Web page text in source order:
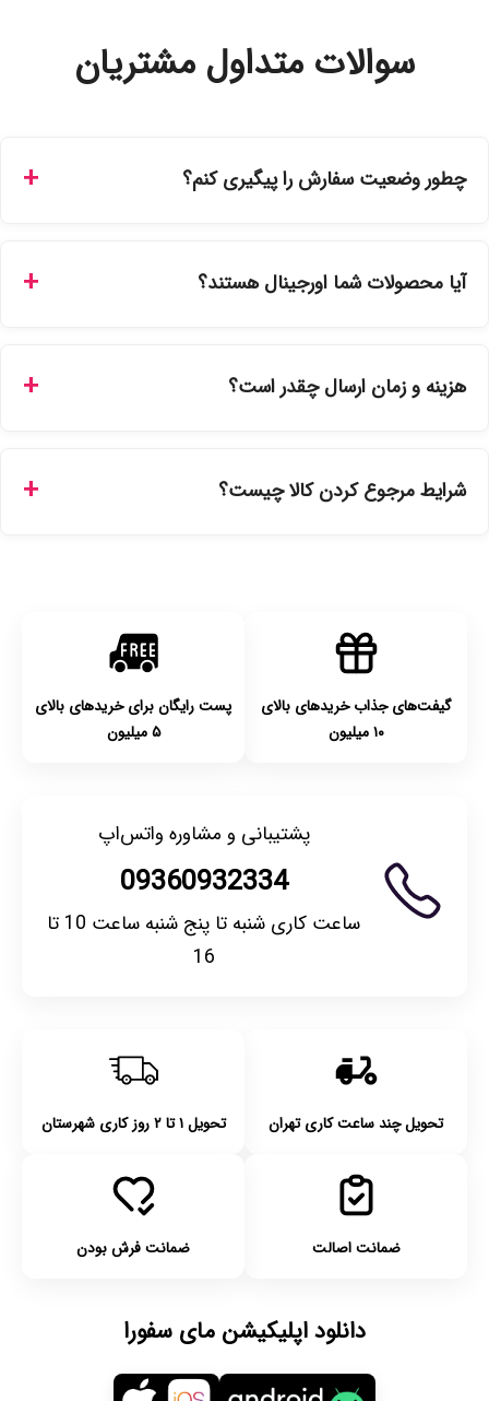
سوالات متداول مشتریان
چطور وضعیت سفارش را پیگیری کنم؟
سفارشات در سایت، وضعیت لحظه‌ای مرسوله را مشاهده کنید.
آیا محصولات شما اورجینال هستند؟
نمایندگی‌های معتبر تهیه شده و دارای بچ‌کد قابل استعلام هستند.
هزینه و زمان ارسال چقدر است؟
انتخاب کنید و برای شهرستان‌ها بین یک الی ۳ روز کاری از طریق
شرایط مرجوع کردن کالا چیست؟
گیفت‌های جذاب خریدهای بالای
۱۰ میلیون
پست رایگان برای خریدهای بالای
۵ میلیون
پشتیبانی و مشاوره واتس‌اپ
09360932334
ساعت کاری شنبه تا پنج شنبه ساعت 10 تا
16
تحویل چند ساعت کاری تهران تحویل ۱ تا ۲ روز کاری شهرستان
ضمانت اصالت ضمانت فرش بودن
دانلود اپلیکیشن مای سفورا